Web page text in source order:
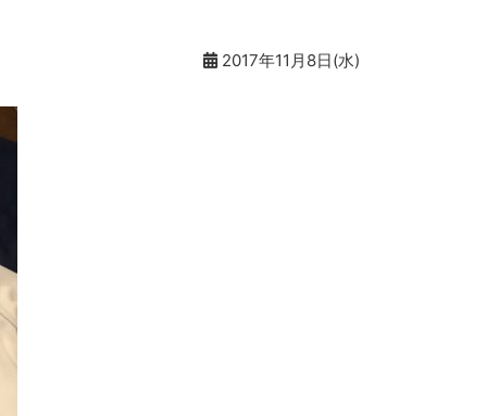
2017年11月8日(水)